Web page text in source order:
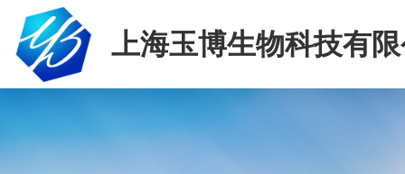
上海玉博生物科技有